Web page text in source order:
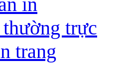
trực
trang